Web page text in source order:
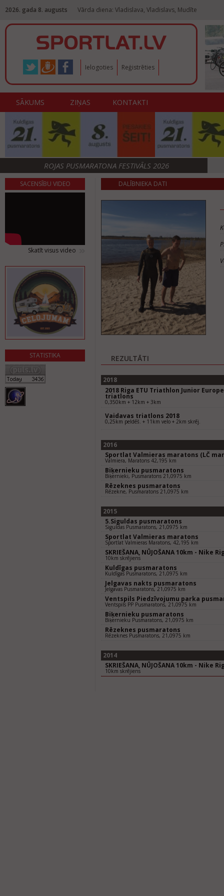
2026. gada 8. augusts Vārda diena: Vladislava, Vladislavs, Mudīte
Ielogoties Reģistrēties
SĀKUMS ZIŅAS KONTAKTI
ROJAS PUSMARATONA FESTIVĀLS 2026
SACENSĪBU VIDEO
Skatīt visus video
STATISTIKA
DALĪBNIEKA DATI
REZULTĀTI
2018
2018 Riga ETU Triathlon Junior
triatlons
0,350km + 12km + 3km
Vaidavas triatlons 2018
0,25km peldēš. + 11km velo + 2km skrēj.
2016
Sportlat Valmieras maratons (LČ
Valmiera, Maratons 42,195 km
Biķernieku pusmaratons
Biķernieki, Pusmaratons 21,0975 km
Rēzeknes pusmaratons
Rēzekne, Pusmaratons 21,0975 km
2015
5.Siguldas pusmaratons
Siguldas Pusmaratons, 21,0975 km
Sportlat Valmieras maratons
Sportlat Valmieras Maratons, 42,195 km
SKRIEŠANA, NŪJOŠANA 10km - Nike
10km skrējiens
Kuldīgas pusmaratons
Kuldīgas Pusmaratons, 21,0975 km
Jelgavas nakts pusmaratons
Jelgavas Pusmaratons, 21,0975 km
Ventspils Piedzīvojumu parka
Ventspils PP Pusmaratons, 21,0975 km
Biķernieku pusmaratons
Biķernieku Pusmaratons, 21,0975 km
Rēzeknes pusmaratons
Rēzeknes Pusmaratons, 21,0975 km
2014
SKRIEŠANA, NŪJOŠANA 10km - Nike
10km skrējiens